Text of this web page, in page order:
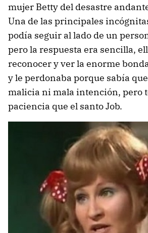
mujer Betty del desastre
Una de las principales
podía seguir al lado de un
pero la respuesta era sencilla,
reconocer y ver la enorme
y le perdonaba porque sabía
malicia ni mala intención, pero
paciencia que el santo Job.